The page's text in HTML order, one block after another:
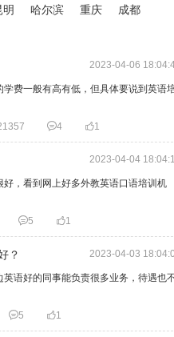
明 哈尔滨 重庆
成都
2023-04-06
费一般有高有低，但具体要说到英语
4 1
2023-04-04
，看到网上好多外教英语口语培训机
5 1
？ 2023-04-03
语好的同事能负责很多业务，待遇也
5 1